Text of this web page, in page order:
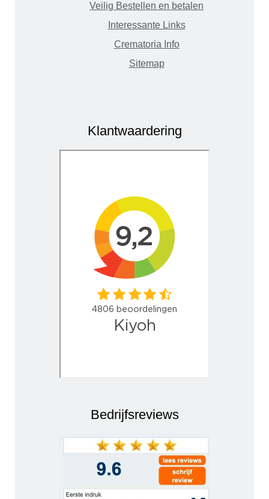
Veilig Bestellen en betalen
Interessante Links
Crematoria Info
Sitemap
Klantwaardering
Bedrijfsreviews